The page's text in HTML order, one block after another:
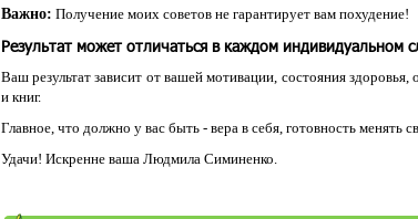
Важно: Получение моих советов не гарантирует вам похудение!
Результат может отличаться в каждом индивидуальном
Ваш результат зависит от вашей мотивации, состояния
и книг.
Главное, что должно у вас быть - вера в себя, готовность менять
Удачи! Искренне ваша Людмила Симиненко.